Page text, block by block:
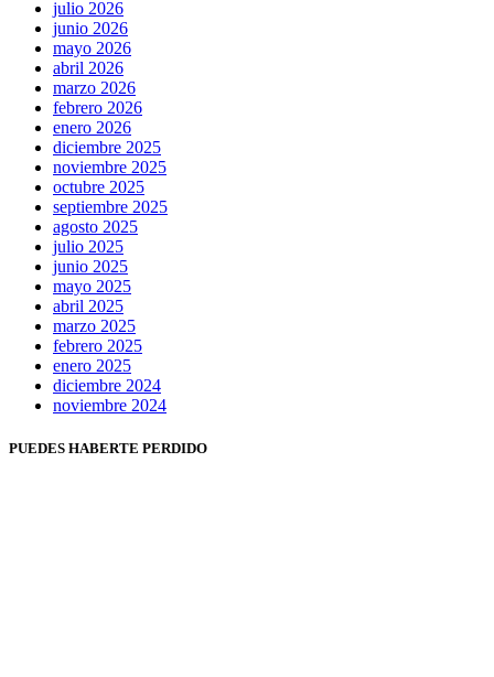
julio 2026
junio 2026
mayo 2026
abril 2026
marzo 2026
febrero 2026
enero 2026
diciembre 2025
noviembre 2025
octubre 2025
septiembre 2025
agosto 2025
julio 2025
junio 2025
mayo 2025
abril 2025
marzo 2025
febrero 2025
enero 2025
diciembre 2024
noviembre 2024
PUEDES HABERTE PERDIDO